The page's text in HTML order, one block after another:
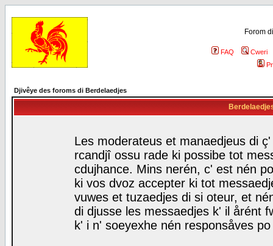
Forom
FAQ
Cweri
Djivêye des foroms di Berdelaedjes
Les moderateus et manaedjeus di
rcandjî ossu rade ki possibe tot
cdujhance. Mins nerén, c' est nén
ki vos dvoz accepter ki tot
vuwes et tuzaedjes di si oteur, et
di djusse les messaedjes k' il årént
k' i n' soeyexhe nén responsåves